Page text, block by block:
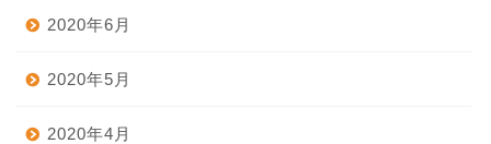
2020年6月
2020年5月
2020年4月